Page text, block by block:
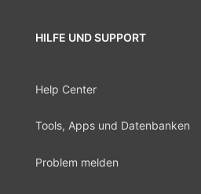
HILFE UND SUPPORT
Help Center
Tools, Apps und Datenbanken
Problem melden